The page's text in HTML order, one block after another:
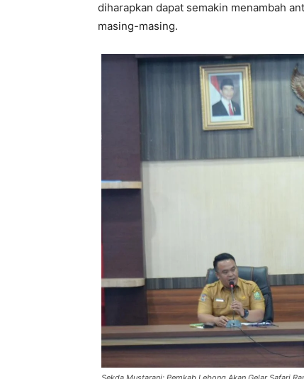
diharapkan dapat semakin menambah
masing-masing.